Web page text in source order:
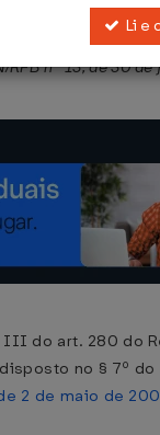
a serem pagos à
nº 13, de 30 de
do art. 280 do
no § 7º do
2 de maio de
Li e